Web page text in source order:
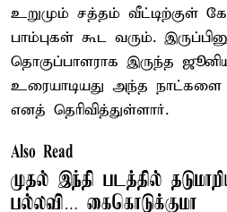
உறுமும் சத்தம் வீட்டிற்குள்
பாம்புகள் கூட வரும்.
தொகுப்பாளராக இருந்த
உரையாடியது அந்த நாட்களை
எனத் தெரிவித்துள்ளார்.
Also Read
முதல் இந்தி படத்தில்
பல்லவி… கைகொடுக்குமா